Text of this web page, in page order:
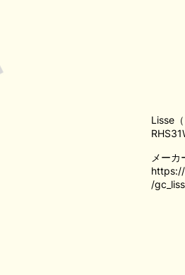
メーカ
/
Lisse（